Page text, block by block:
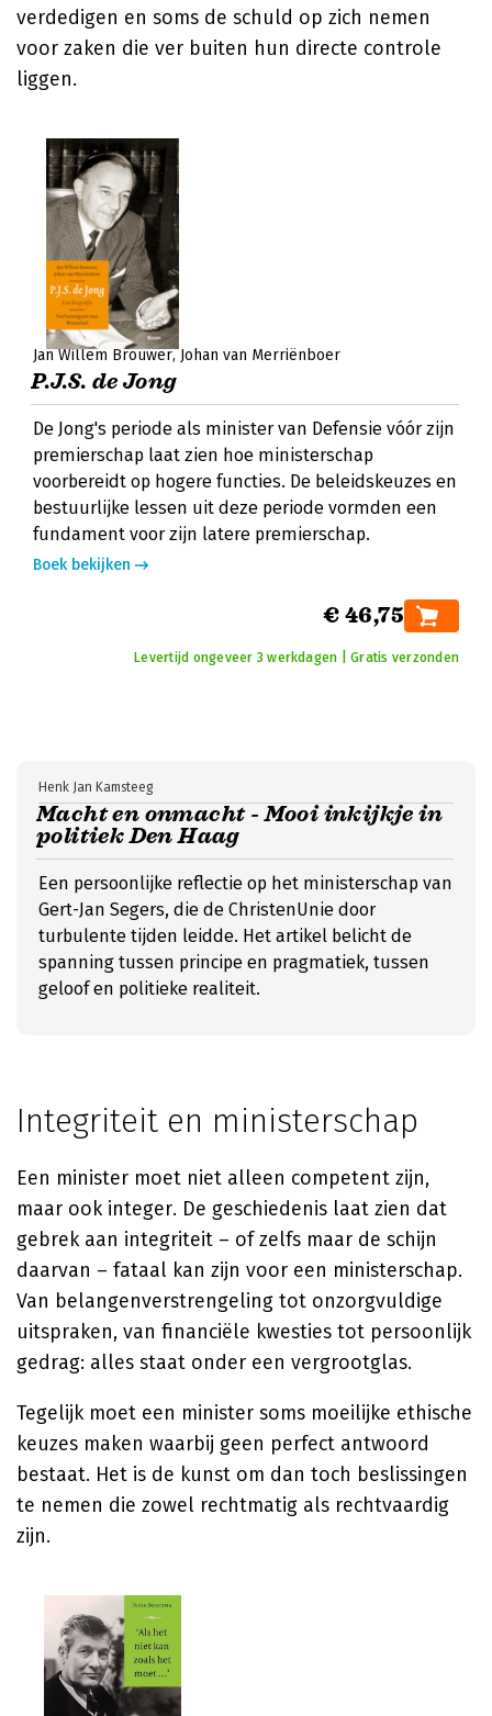
verdedigen en soms de schuld op zich nemen
voor zaken die ver buiten hun directe controle
liggen.
Jan Willem Brouwer Johan van Merriënboer
P.J.S. de Jong
De Jong's periode als minister van Defensie vóór zijn
premierschap laat zien hoe ministerschap
voorbereidt op hogere functies. De beleidskeuzes en
bestuurlijke lessen uit deze periode vormden een
fundament voor zijn latere premierschap.
Boek bekijken
€ 46,75
Levertijd ongeveer 3 werkdagen | Gratis verzonden
Macht en onmacht - Mooi inkijkje in
politiek Den Haag
Henk Jan Kamsteeg
Een persoonlijke reflectie op het ministerschap van
Gert-Jan Segers, die de ChristenUnie door
turbulente tijden leidde. Het artikel belicht de
spanning tussen principe en pragmatiek, tussen
geloof en politieke realiteit.
Integriteit en ministerschap
Een minister moet niet alleen competent zijn,
maar ook integer. De geschiedenis laat zien dat
gebrek aan integriteit – of zelfs maar de schijn
daarvan – fataal kan zijn voor een ministerschap.
Van belangenverstrengeling tot onzorgvuldige
uitspraken, van financiële kwesties tot persoonlijk
gedrag: alles staat onder een vergrootglas.
Tegelijk moet een minister soms moeilijke ethische
keuzes maken waarbij geen perfect antwoord
bestaat. Het is de kunst om dan toch beslissingen
te nemen die zowel rechtmatig als rechtvaardig
zijn.